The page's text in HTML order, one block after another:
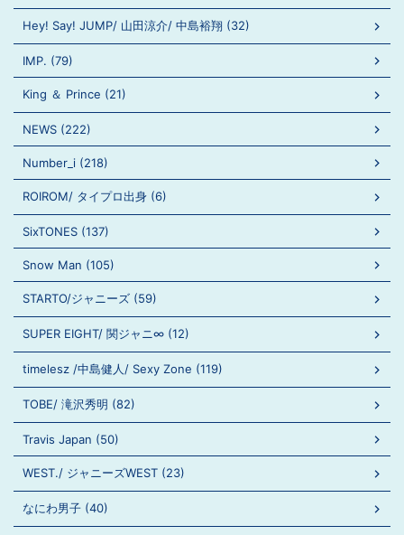
Hey! Say! JUMP/ 山田涼介/ 中島裕翔 (32)
IMP. (79)
King ＆ Prince (21)
NEWS (222)
Number_i (218)
ROIROM/ タイプロ出身 (6)
SixTONES (137)
Snow Man (105)
STARTO/ジャニーズ (59)
SUPER EIGHT/ 関ジャニ∞ (12)
timelesz /中島健人/ Sexy Zone (119)
TOBE/ 滝沢秀明 (82)
Travis Japan (50)
WEST./ ジャニーズWEST (23)
なにわ男子 (40)